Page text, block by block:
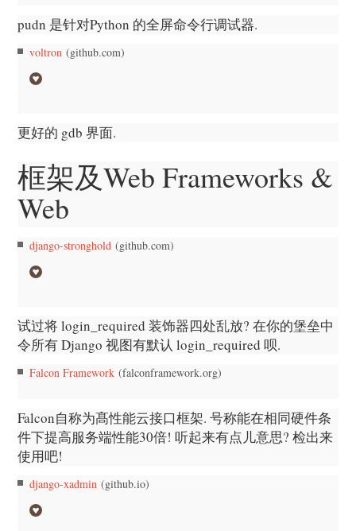
pudn 是针对Python 的全屏命令行调试器.
voltron (github.com)
更好的 gdb 界面.
框架及Web Frameworks &
Web
django-stronghold (github.com)
试过将 login_required 装饰器四处乱放? 在你的堡垒中
令所有 Django 视图有默认 login_required 呗.
Falcon Framework (falconframework.org)
Falcon自称为髙性能云接口框架. 号称能在相同硬件条
件下提高服务端性能30倍! 听起来有点儿意思? 检出来
使用吧!
django-xadmin (github.io)